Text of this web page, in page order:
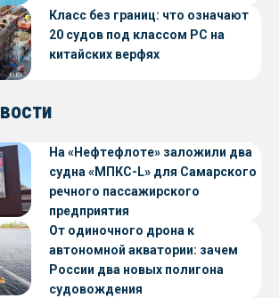
Класс без границ: что означают
20 судов под классом РС на
китайских верфях
На «Нефтефлоте» заложили два
судна «МПКС-L» для Самарского
речного пассажирского
предприятия
От одиночного дрона к
автономной акватории: зачем
России два новых полигона
судовождения